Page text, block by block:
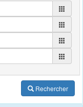
Rechercher